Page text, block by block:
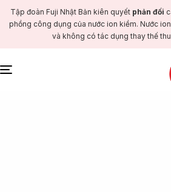
Tập đoàn Fuji Nhật Bản kiên quyết phản đối
phồng công dụng của nước ion kiềm. Nước
và không có tác dụng thay thế
Toggle